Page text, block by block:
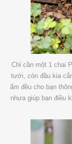
Chỉ cần một 1 chai
tưới, còn đầu kia
ẩm đều cho bạn
nhựa giúp bạn điều